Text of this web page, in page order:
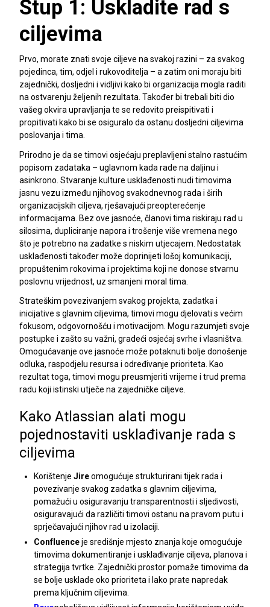
Stup 1: Uskladite rad s
ciljevima
Prvo, morate znati svoje ciljeve na svakoj razini – za svakog
pojedinca, tim, odjel i rukovoditelja – a zatim oni moraju biti
zajednički, dosljedni i vidljivi kako bi organizacija mogla raditi
na ostvarenju željenih rezultata. Također bi trebali biti dio
vašeg okvira upravljanja te se redovito preispitivati ​​i
propitivati ​​kako bi se osiguralo da ostanu dosljedni ciljevima
poslovanja i tima.
Prirodno je da se timovi osjećaju preplavljeni stalno rastućim
popisom zadataka – uglavnom kada rade na daljinu i
asinkrono. Stvaranje kulture usklađenosti nudi timovima
jasnu vezu između njihovog svakodnevnog rada i širih
organizacijskih ciljeva, rješavajući preopterećenje
informacijama. Bez ove jasnoće, članovi tima riskiraju rad u
silosima, dupliciranje napora i trošenje više vremena nego
što je potrebno na zadatke s niskim utjecajem. Nedostatak
usklađenosti također može doprinijeti lošoj komunikaciji,
propuštenim rokovima i projektima koji ne donose stvarnu
poslovnu vrijednost, uz smanjeni moral tima.
Strateškim povezivanjem svakog projekta, zadatka i
inicijative s glavnim ciljevima, timovi mogu djelovati s većim
fokusom, odgovornošću i motivacijom. Mogu razumjeti svoje
postupke i zašto su važni, gradeći osjećaj svrhe i vlasništva.
Omogućavanje ove jasnoće može potaknuti bolje donošenje
odluka, raspodjelu resursa i određivanje prioriteta. Kao
rezultat toga, timovi mogu preusmjeriti vrijeme i trud prema
radu koji istinski utječe na zajedničke ciljeve.
Kako Atlassian alati mogu
pojednostaviti usklađivanje rada s
ciljevima
Korištenje Jireomogućuje strukturirani tijek rada i
povezivanje svakog zadatka s glavnim ciljevima,
pomažući u osiguravanju transparentnosti i sljedivosti,
osiguravajući da različiti timovi ostanu na pravom putu i
sprječavajući njihov rad u izolaciji.
Confluenceje središnje mjesto znanja koje omogućuje
timovima dokumentiranje i usklađivanje ciljeva, planova i
strategija tvrtke. Zajednički prostor pomaže timovima da
se bolje usklade oko prioriteta i lako prate napredak
prema ključnim ciljevima.